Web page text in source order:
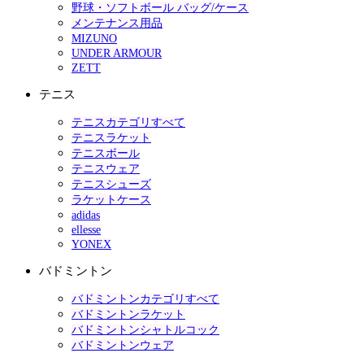
野球・ソフトボール バッグ/ケース
メンテナンス用品
MIZUNO
UNDER ARMOUR
ZETT
テニス
テニスカテゴリすべて
テニスラケット
テニスボール
テニスウェア
テニスシューズ
ラケットケース
adidas
ellesse
YONEX
バドミントン
バドミントンカテゴリすべて
バドミントンラケット
バドミントンシャトルコック
バドミントンウェア